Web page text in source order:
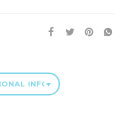
INFORMATION